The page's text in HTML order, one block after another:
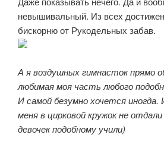
невышивальный. Из всех
бискорню от Рукодельных забав.
А я воздушных гимнасток прямо
любимая моя часть любого
И самой безумно хочется
меня в цирковой кружок не
девочек подобному учили)